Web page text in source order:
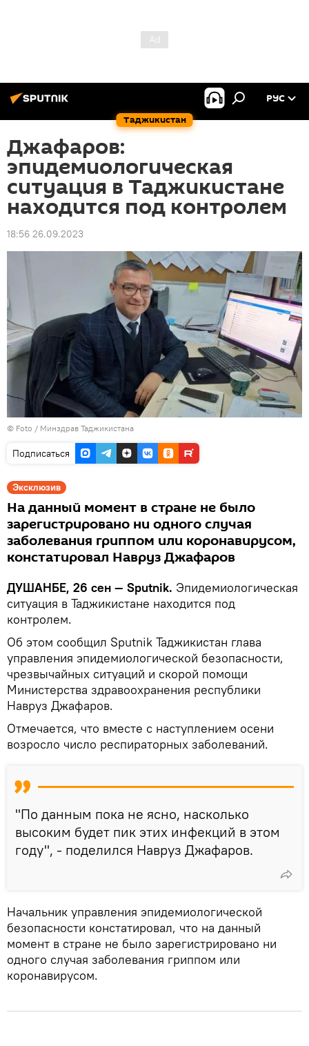
Таджикистан
РУС
Джафаров:
эпидемиологическая
ситуация в Таджикистане
находится под контролем
18:56 26.09.2023
© Foto / Минздрав Таджикистана
Подписаться
Эксклюзив
На данный момент в стране не было
зарегистрировано ни одного случая
заболевания гриппом или коронавирусом,
констатировал Навруз Джафаров
ДУШАНБЕ, 26 сен — Sputnik. Эпидемиологическая
ситуация в Таджикистане находится под
контролем.
Об этом сообщил Sputnik Таджикистан глава
управления эпидемиологической безопасности,
чрезвычайных ситуаций и скорой помощи
Министерства здравоохранения республики
Навруз Джафаров.
Отмечается, что вместе с наступлением осени
возросло число респираторных заболеваний.
"По данным пока не ясно, насколько
высоким будет пик этих инфекций в этом
году", - поделился Навруз Джафаров.
Начальник управления эпидемиологической
безопасности констатировал, что на данный
момент в стране не было зарегистрировано ни
одного случая заболевания гриппом или
коронавирусом.